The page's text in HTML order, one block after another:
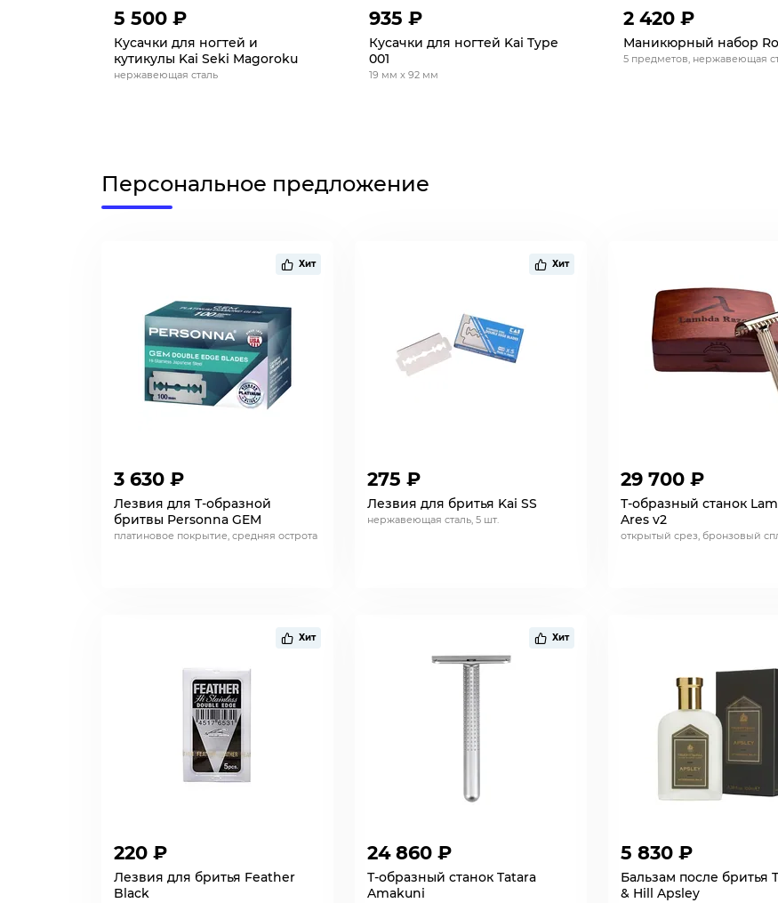
5 500 ₽
Кусачки для ногтей и
кутикулы Kai Seki Magoroku
нержавеющая сталь
935 ₽
Кусачки для ногтей Kai Type
001
19 мм x 92 мм
2 420 ₽
Маникюрный набор
5 предметов, нержавеющая
Персональное предложение
Хит
3 630 ₽
Лезвия для Т-образной
бритвы Personna GEM
платиновое покрытие, средняя острота
Хит
275 ₽
Лезвия для бритья Kai SS
нержавеющая сталь, 5 шт.
29 700 ₽
Т-образный станок
Ares v2
открытый срез, бронзовый
Хит
220 ₽
Лезвия для бритья Feather
Black
Хит
24 860 ₽
Т-образный станок Tatara
Amakuni
5 830 ₽
Бальзам после бритья
& Hill Apsley